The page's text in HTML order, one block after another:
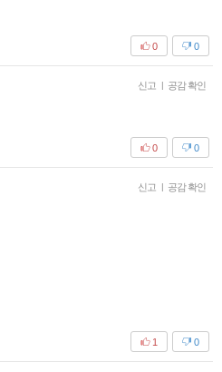
0
0
신고 공감 확인
0
0
신고 공감 확인
0
1